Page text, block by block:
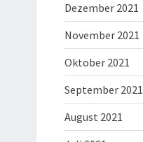
Dezember 2021
November 2021
Oktober 2021
September 2021
August 2021